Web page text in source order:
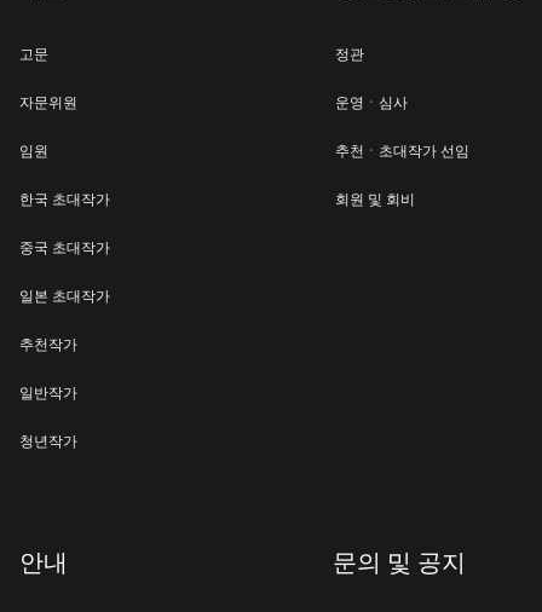
고문
자문위원
임원
한국 초대작가
중국 초대작가
일본 초대작가
추천작가
일반작가
청년작가
정관
운영ㆍ심사
추천ㆍ초대작가 선임
회원 및 회비
안내 문의 및 공지